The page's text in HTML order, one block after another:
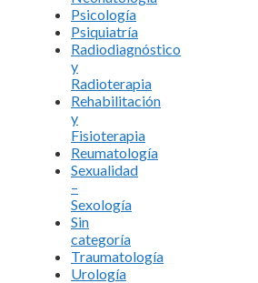
Psicología
Psiquiatría
Radiodiagnóstico
y
Radioterapia
Rehabilitación
y
Fisioterapia
Reumatología
Sexualidad
–
Sexología
Sin
categoría
Traumatología
Urología